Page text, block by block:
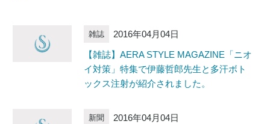
雑誌 2016年04月04日
【雑誌】AERA STYLE MAGAZINE「ニオ
イ対策」特集で伊藤哲郎先生と多汗ボト
ックス注射が紹介されました。
新聞 2016年04月04日